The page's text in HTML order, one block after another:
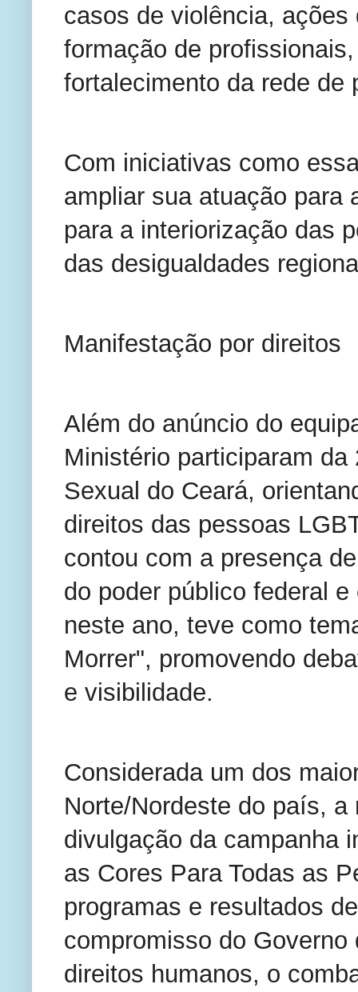
casos de violência,
formação de
fortalecimento da rede de
Com iniciativas como
ampliar sua atuação para
para a interiorização das
das desigualdades
Manifestação por direitos
Além do anúncio do
Ministério participaram da
Sexual do Ceará,
direitos das pessoas
contou com a presença
do poder público federal
neste ano, teve como
Morrer", promovendo
e visibilidade.
Considerada um dos
Norte/Nordeste do país,
divulgação da campanha
as Cores Para Todas as
programas e resultados
compromisso do
direitos humanos, o